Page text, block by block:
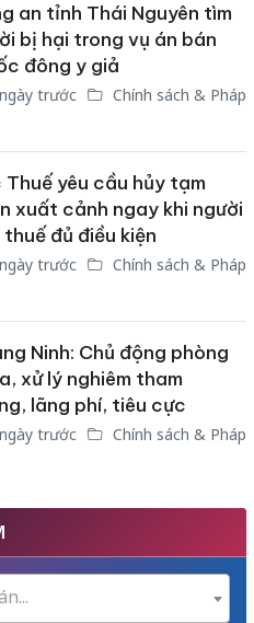
an tỉnh Thái Nguyên tìm
bị hại trong vụ án bán
đông y giả
trước
Chính sách & Pháp
Thuế yêu cầu hủy tạm
xuất cảnh ngay khi người
đủ điều kiện
trước
Chính sách & Pháp
Ninh: Chủ động phòng
xử lý nghiêm tham
lãng phí, tiêu cực
trước
Chính sách & Pháp